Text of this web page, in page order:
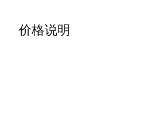
价格说明